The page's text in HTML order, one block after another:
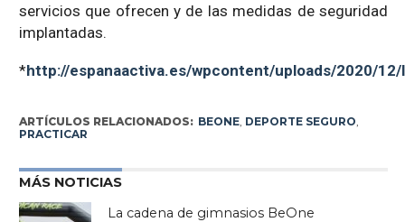
servicios que ofrecen y de las medidas de seguridad
implantadas.
*http://espanaactiva.es/wpcontent/uploads/2020/
ARTÍCULOS RELACIONADOS: BEONE, DEPORTE SEGURO
PRACTICAR
MÁS NOTICIAS
La cadena de gimnasios BeOne